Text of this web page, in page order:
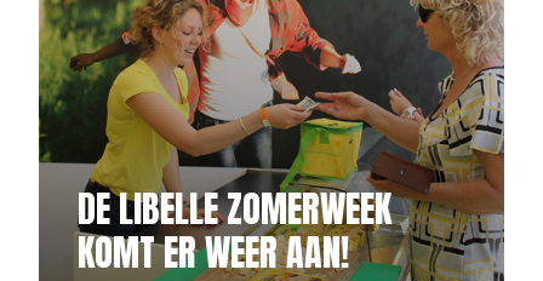
DE LIBELLE ZOMERWEEK
KOMT ER WEER AAN!